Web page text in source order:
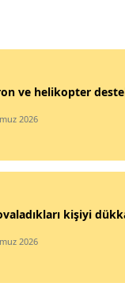
Trabzon
Şanlıurfa
ve helikopter
2026
kişiyi
2026